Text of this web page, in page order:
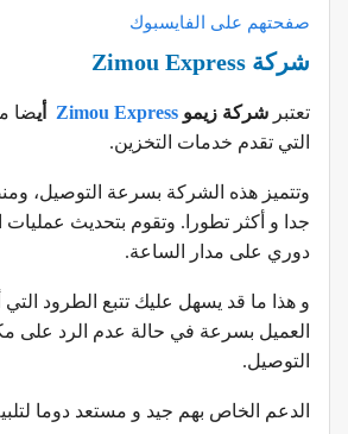
صفحتهم على الفايسبوك
شركة Zimou Express
تعتبر شركة زيمو Zimou Express أيضا
التي تقدم خدمات التخزين.
وتتميز هذه الشركة بسرعة التوصيل،
جدا و أكثر تطورا. وتقوم بتحديث
دوري على مدار الساعة.
و هذا ما قد يسهل عليك تتبع الطرود التي
العميل بسرعة في حالة عدم الرد على
التوصيل.
الدعم الخاص بهم جيد و مستعد دوما